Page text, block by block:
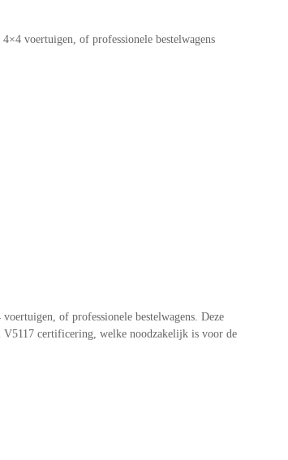
voertuigen, of professionele bestelwagens
of professionele bestelwagens. Deze
V5117 certificering, welke noodzakelijk is voor de